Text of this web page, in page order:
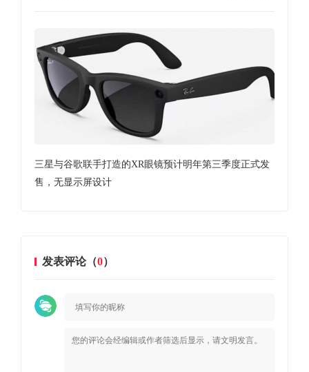
三星与谷歌联手打造的XR眼镜预计明年第三季度正式发
售，无显示屏设计
发表评论（0）